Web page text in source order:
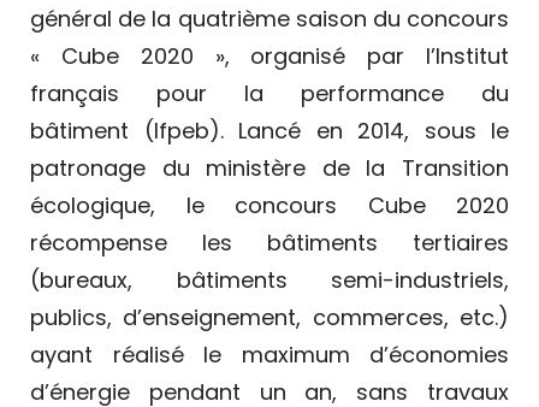
général de la quatrième saison du concours
« Cube 2020 », organisé par l’Institut
français pour la performance du
bâtiment (Ifpeb). Lancé en 2014, sous le
patronage du ministère de la Transition
écologique, le concours Cube 2020
récompense les bâtiments tertiaires
(bureaux, bâtiments semi-industriels,
publics, d’enseignement, commerces, etc.)
ayant réalisé le maximum d’économies
d’énergie pendant un an, sans travaux